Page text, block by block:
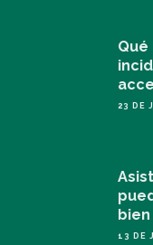
23 DE
bien
13 DE